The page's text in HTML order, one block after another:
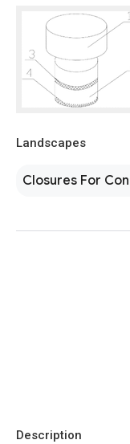
Landscapes
Closures For
Description